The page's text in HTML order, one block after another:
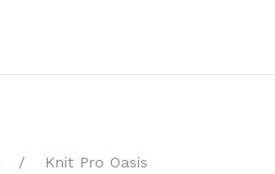
Knit Pro Oasis